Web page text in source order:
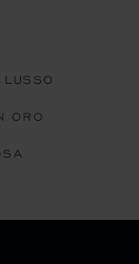
ORO